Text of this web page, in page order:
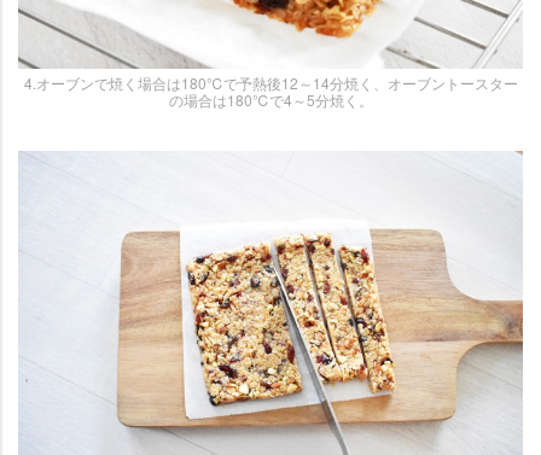
4.オーブンで焼く場合は180℃で予熱後12～14分焼く、オーブントースター
の場合は180℃で4～5分焼く。